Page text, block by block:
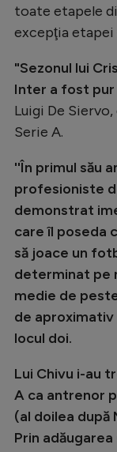
JO
toate etapele
excepţia etapei
"Sezonul lui
Inter a fost pur
Luigi De
Serie A.
''În primul său
profesioniste
demonstrat
care îl poseda
să joace un
determinat pe
medie de
de aproximativ
locul doi.
Lui Chivu i-au
A ca antrenor
(al doilea după
Prin